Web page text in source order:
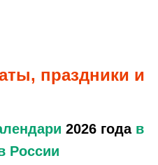
праздники и
2026 года в
России